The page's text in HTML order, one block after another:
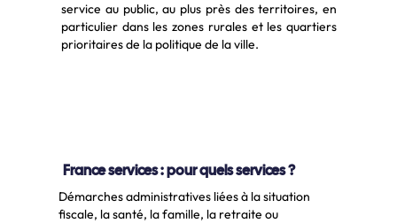
service au public, au plus près des territoires, en
particulier dans les zones rurales et les quartiers
prioritaires de la politique de la ville.
France services : pour quels services ?
Démarches administratives liées à la situation
fiscale, la santé, la famille, la retraite ou